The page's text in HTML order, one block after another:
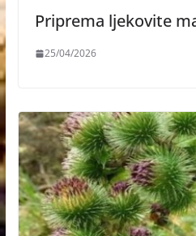
Priprema ljekovite
25/04/2026